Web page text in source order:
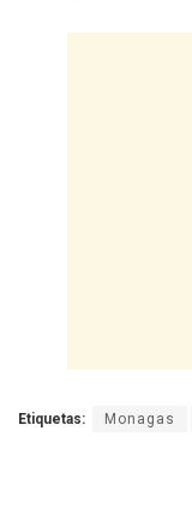
Etiquetas: Monagas